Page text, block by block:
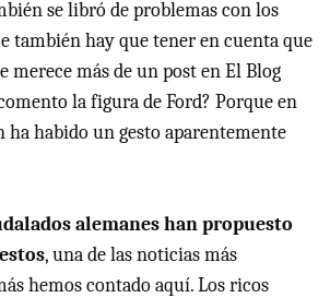
se libró de problemas con los
también hay que tener en cuenta que
merece más de un post en El Blog
la figura de Ford? Porque en
habido un gesto aparentemente
alemanes han propuesto
, una de las noticias más
hemos contado aquí. Los ricos